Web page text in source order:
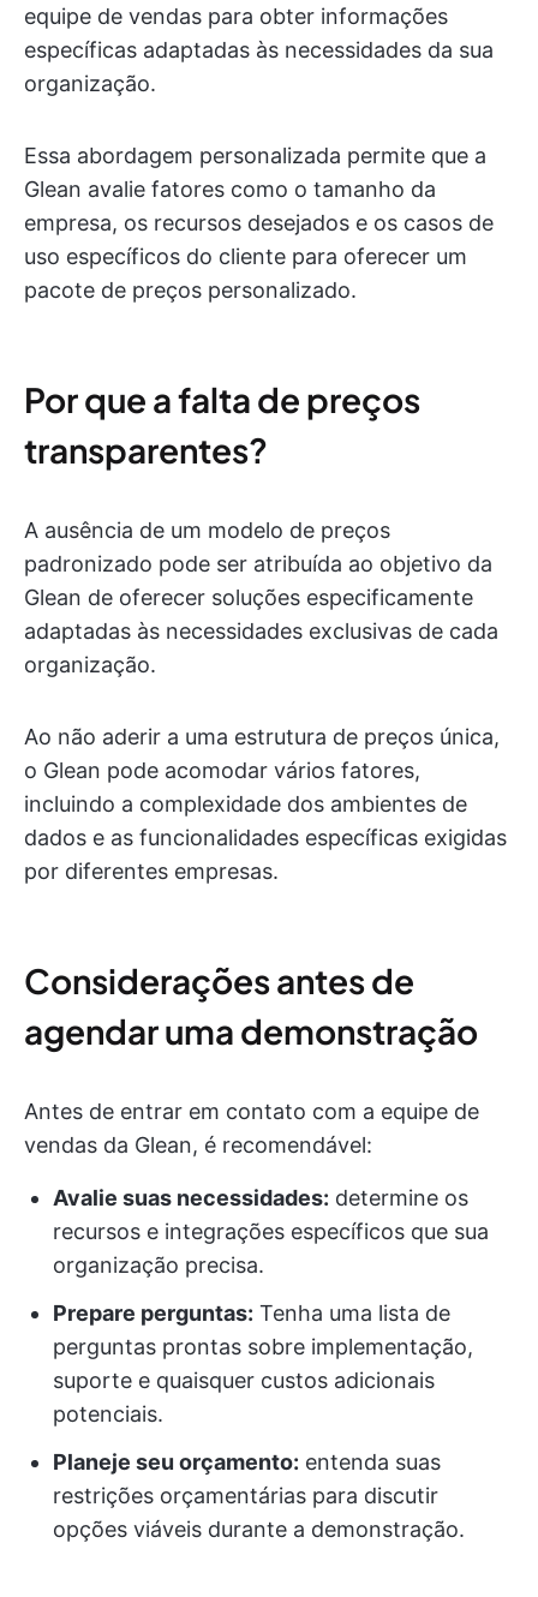
equipe de vendas para obter informações
específicas adaptadas às necessidades da sua
organização.
Essa abordagem personalizada permite que a
Glean avalie fatores como o tamanho da
empresa, os recursos desejados e os casos de
uso específicos do cliente para oferecer um
pacote de preços personalizado.
Por que a falta de preços
transparentes?
A ausência de um modelo de preços
padronizado pode ser atribuída ao objetivo da
Glean de oferecer soluções especificamente
adaptadas às necessidades exclusivas de cada
organização.
Ao não aderir a uma estrutura de preços única,
o Glean pode acomodar vários fatores,
incluindo a complexidade dos ambientes de
dados e as funcionalidades específicas exigidas
por diferentes empresas.
Considerações antes de
agendar uma demonstração
Antes de entrar em contato com a equipe de
vendas da Glean, é recomendável:
Avalie suas necessidades: determine os
recursos e integrações específicos que sua
organização precisa.
Prepare perguntas: Tenha uma lista de
perguntas prontas sobre implementação,
suporte e quaisquer custos adicionais
potenciais.
Planeje seu orçamento: entenda suas
restrições orçamentárias para discutir
opções viáveis durante a demonstração.